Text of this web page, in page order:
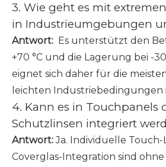
3. Wie geht es mit
in Industrieumgebungen
Antwort: Es unterstützt den
+70 °C und die Lagerung bei -30
eignet sich daher für die
leichten Industriebedingungen
4. Kann es in Touchpanels
Schutzlinsen integriert
Antwort:Ja. Individuelle
Coverglas-Integration sind